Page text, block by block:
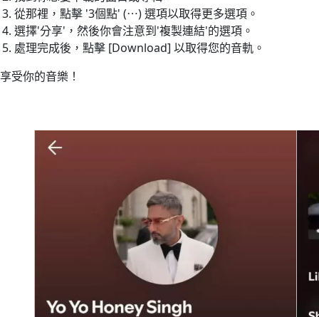
從那裡，點擊 '3個點' (⋯) 選項以取得更多選項。
選擇'分享'，然後你會注意到'複製連結'的選項。
處理完成後，點擊 [Download] 以取得您的音軌。
享受你的音樂！